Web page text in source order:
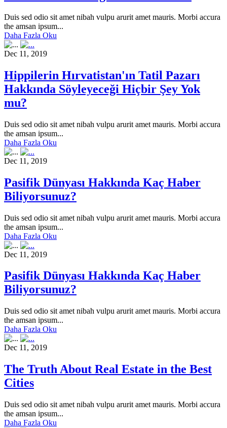
Duis sed odio sit amet nibah vulpu arurit amet mauris. Morbi accura
the amsan ipsum...
Daha Fazla Oku
Dec 11, 2019
Hippilerin Hırvatistan'ın Tatil Pazarı
Hakkında Söyleyeceği Hiçbir Şey Yok
mu?
Duis sed odio sit amet nibah vulpu arurit amet mauris. Morbi accura
the amsan ipsum...
Daha Fazla Oku
Dec 11, 2019
Pasifik Dünyası Hakkında Kaç Haber
Biliyorsunuz?
Duis sed odio sit amet nibah vulpu arurit amet mauris. Morbi accura
the amsan ipsum...
Daha Fazla Oku
Dec 11, 2019
Pasifik Dünyası Hakkında Kaç Haber
Biliyorsunuz?
Duis sed odio sit amet nibah vulpu arurit amet mauris. Morbi accura
the amsan ipsum...
Daha Fazla Oku
Dec 11, 2019
The Truth About Real Estate in the Best
Cities
Duis sed odio sit amet nibah vulpu arurit amet mauris. Morbi accura
the amsan ipsum...
Daha Fazla Oku